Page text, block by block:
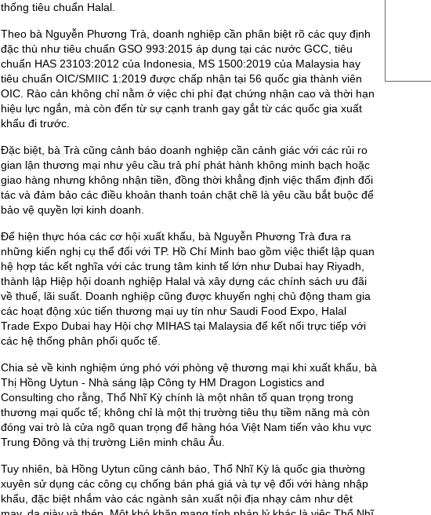
thống tiêu chuẩn Halal.
Theo bà Nguyễn Phương Trà, doanh nghiệp cần phân biệt rõ các quy định
đặc thù như tiêu chuẩn GSO 993:2015 áp dụng tại các nước GCC, tiêu
chuẩn HAS 23103:2012 của Indonesia, MS 1500:2019 của Malaysia hay
tiêu chuẩn OIC/SMIIC 1:2019 được chấp nhận tại 56 quốc gia thành viên
OIC. Rào cản không chỉ nằm ở việc chi phí đạt chứng nhận cao và thời hạn
hiệu lực ngắn, mà còn đến từ sự cạnh tranh gay gắt từ các quốc gia xuất
khẩu đi trước.
Đặc biệt, bà Trà cũng cảnh báo doanh nghiệp cần cảnh giác với các rủi ro
gian lận thương mại như yêu cầu trả phí phát hành không minh bạch hoặc
giao hàng nhưng không nhận tiền, đồng thời khẳng định việc thẩm định đối
tác và đảm bảo các điều khoản thanh toán chặt chẽ là yêu cầu bắt buộc để
bảo vệ quyền lợi kinh doanh.
Để hiện thực hóa các cơ hội xuất khẩu, bà Nguyễn Phương Trà đưa ra
những kiến nghị cụ thể đối với TP. Hồ Chí Minh bao gồm việc thiết lập quan
hệ hợp tác kết nghĩa với các trung tâm kinh tế lớn như Dubai hay Riyadh,
thành lập Hiệp hội doanh nghiệp Halal và xây dựng các chính sách ưu đãi
về thuế, lãi suất. Doanh nghiệp cũng được khuyến nghị chủ động tham gia
các hoạt động xúc tiến thương mại uy tín như Saudi Food Expo, Halal
Trade Expo Dubai hay Hội chợ MIHAS tại Malaysia để kết nối trực tiếp với
các hệ thống phân phối quốc tế.
Chia sẻ về kinh nghiệm ứng phó với phòng vệ thương mại khi xuất khẩu, bà
Thị Hồng Uytun - Nhà sáng lập Công ty HM Dragon Logistics and
Consulting cho rằng, Thổ Nhĩ Kỳ chính là một nhân tố quan trọng trong
thương mại quốc tế; không chỉ là một thị trường tiêu thụ tiềm năng mà còn
đóng vai trò là cửa ngõ quan trọng để hàng hóa Việt Nam tiến vào khu vực
Trung Đông và thị trường Liên minh châu Âu.
Tuy nhiên, bà Hồng Uytun cũng cảnh báo, Thổ Nhĩ Kỳ là quốc gia thường
xuyên sử dụng các công cụ chống bán phá giá và tự vệ đối với hàng nhập
khẩu, đặc biệt nhắm vào các ngành sản xuất nội địa nhạy cảm như dệt